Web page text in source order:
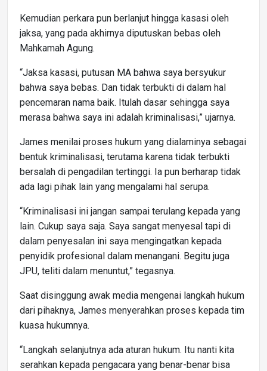
Kemudian perkara pun berlanjut hingga kasasi oleh
jaksa, yang pada akhirnya diputuskan bebas oleh
Mahkamah Agung.
“Jaksa kasasi, putusan MA bahwa saya bersyukur
bahwa saya bebas. Dan tidak terbukti di dalam hal
pencemaran nama baik. Itulah dasar sehingga saya
merasa bahwa saya ini adalah kriminalisasi,” ujarnya.
James menilai proses hukum yang dialaminya sebagai
bentuk kriminalisasi, terutama karena tidak terbukti
bersalah di pengadilan tertinggi. Ia pun berharap tidak
ada lagi pihak lain yang mengalami hal serupa.
“Kriminalisasi ini jangan sampai terulang kepada yang
lain. Cukup saya saja. Saya sangat menyesal tapi di
dalam penyesalan ini saya mengingatkan kepada
penyidik profesional dalam menangani. Begitu juga
JPU, teliti dalam menuntut,” tegasnya.
Saat disinggung awak media mengenai langkah hukum
dari pihaknya, James menyerahkan proses kepada tim
kuasa hukumnya.
“Langkah selanjutnya ada aturan hukum. Itu nanti kita
serahkan kepada pengacara yang benar-benar bisa